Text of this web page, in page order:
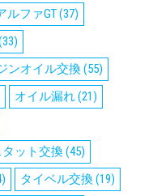
ルファGT(37)
ンオイル交換(55)
オイル漏れ(21)
ット交換(45)
タイベル交換(19)